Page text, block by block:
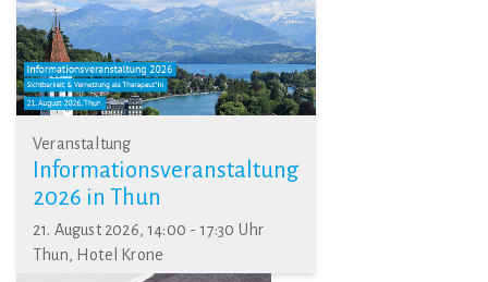
Veranstaltung
Informationsveranstaltung
2026 in Thun
21. August 2026, 14:00 - 17:30 Uhr
Thun, Hotel Krone